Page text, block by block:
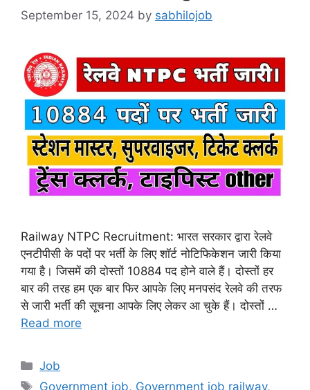
September 15, 2024 by sabhilojob
Railway NTPC Recruitment: भारत सरकार द्वारा रेलवे
एनटीपीसी के पदों पर भर्ती के लिए शॉर्ट नोटिफिकेशन जारी किया
गया है। जिसमें की दोस्तों 10884 पद होने वाले हैं। दोस्तों हर
बार की तरह हम एक बार फिर आपके लिए मनपसंद रेलवे की तरफ
से जारी भर्ती की सूचना आपके लिए लेकर आ चुके हैं। दोस्तों …
Read more
Categories
Job
Tags
Government job, Government job railway,